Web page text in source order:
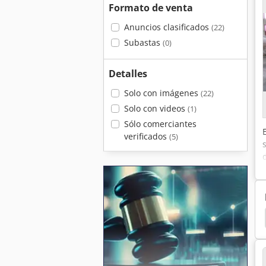
Formato de venta
Anuncios clasificados (22)
Subastas (0)
Detalles
Solo con imágenes (22)
Solo con videos (1)
Sólo comerciantes
verificados (5)
Impresion Digital Minolta